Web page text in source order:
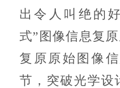
出令人叫绝的
式”图像信息复
复原原始图像
节，突破光学设